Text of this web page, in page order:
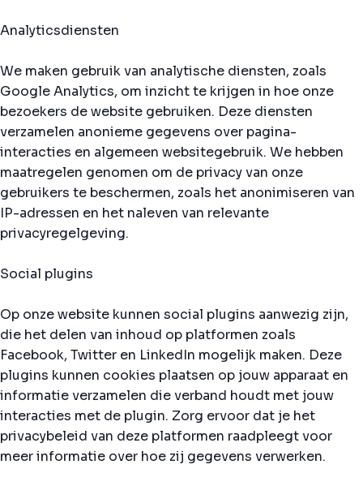
Analyticsdiensten
We maken gebruik van analytische diensten, zoals
Google Analytics, om inzicht te krijgen in hoe onze
bezoekers de website gebruiken. Deze diensten
verzamelen anonieme gegevens over pagina-
interacties en algemeen websitegebruik. We hebben
maatregelen genomen om de privacy van onze
gebruikers te beschermen, zoals het anonimiseren van
IP-adressen en het naleven van relevante
privacyregelgeving.
Social plugins
Op onze website kunnen social plugins aanwezig zijn,
die het delen van inhoud op platformen zoals
Facebook, Twitter en LinkedIn mogelijk maken. Deze
plugins kunnen cookies plaatsen op jouw apparaat en
informatie verzamelen die verband houdt met jouw
interacties met de plugin. Zorg ervoor dat je het
privacybeleid van deze platformen raadpleegt voor
meer informatie over hoe zij gegevens verwerken.